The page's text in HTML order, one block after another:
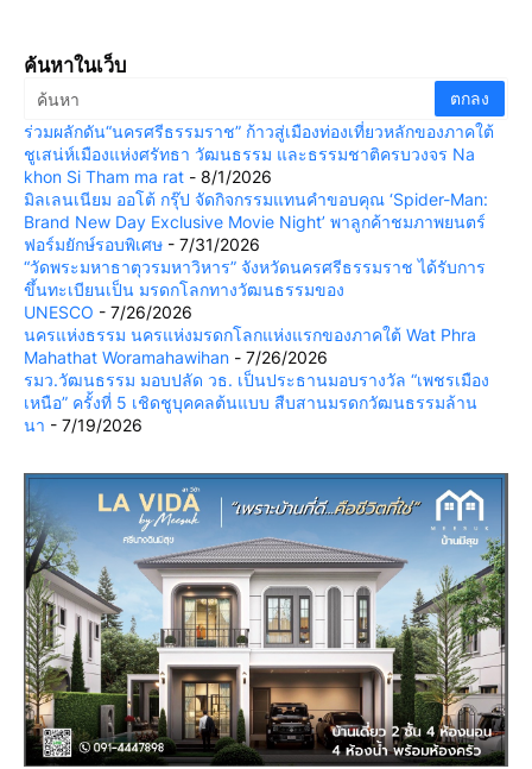
ค้นหาในเว็บ
ร่วมผลักดัน“นครศรีธรรมราช” ก้าวสู่เมืองท่องเที่ยวหลักของภาคใต้
ชูเสน่ห์เมืองแห่งศรัทธา วัฒนธรรม และธรรมชาติครบวงจร Na
khon Si Tham ma rat - 8/1/2026
มิลเลนเนียม ออโต้ กรุ๊ป จัดกิจกรรมแทนคำขอบคุณ ‘Spider-Man:
Brand New Day Exclusive Movie Night’ พาลูกค้าชมภาพยนตร์
ฟอร์มยักษ์รอบพิเศษ - 7/31/2026
“วัดพระมหาธาตุวรมหาวิหาร” จังหวัดนครศรีธรรมราช ได้รับการ
ขึ้นทะเบียนเป็น มรดกโลกทางวัฒนธรรมของ
UNESCO - 7/26/2026
นครแห่งธรรม นครแห่งมรดกโลกแห่งแรกของภาคใต้ Wat Phra
Mahathat Woramahawihan - 7/26/2026
รมว.วัฒนธรรม มอบปลัด วธ. เป็นประธานมอบรางวัล “เพชรเมือง
เหนือ” ครั้งที่ 5 เชิดชูบุคคลต้นแบบ สืบสานมรดกวัฒนธรรมล้าน
นา - 7/19/2026